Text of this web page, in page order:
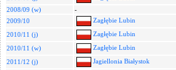
2008/09 (w)
-
2009/10
Zagłębie Lubin
2010/11 (j)
Zagłębie Lubin
2010/11 (w)
Zagłębie Lubin
2011/12 (j)
Jagiellonia Białystok